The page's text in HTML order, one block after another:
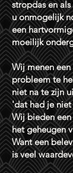
stropdas en
u onmogelijk
een
moeilijk
Wij menen
probleem te
niet na te zijn
'dat had je
Wij bieden
het geheugen
Want een
is veel